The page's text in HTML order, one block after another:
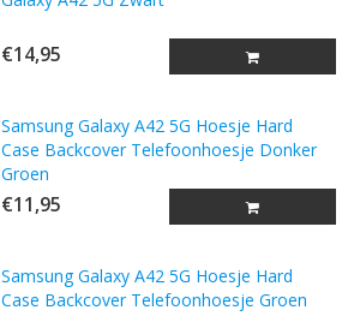
€14,95
Samsung Galaxy A42 5G Hoesje Hard
Case Backcover Telefoonhoesje Donker
Groen
€11,95
Samsung Galaxy A42 5G Hoesje Hard
Case Backcover Telefoonhoesje Groen